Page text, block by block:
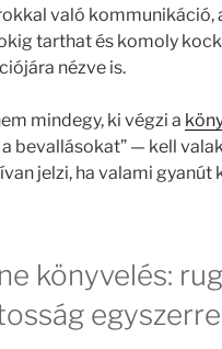
való
tarthat és komoly
nézve is.
mindegy, ki végzi a
bevallásokat” — kell
jelzi, ha valami gyanút
könyvelés:
egyszerre